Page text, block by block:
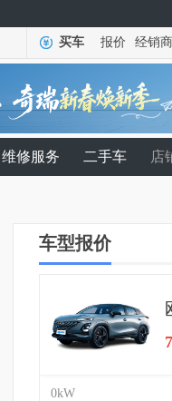
买车 报价 经销商
维修服务 二手车 店
车型报价
0kW